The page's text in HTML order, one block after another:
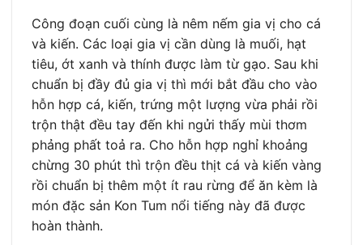
Công đoạn cuối cùng là nêm nếm gia vị cho cá
và kiến. Các loại gia vị cần dùng là muối, hạt
tiêu, ớt xanh và thính được làm từ gạo. Sau khi
chuẩn bị đầy đủ gia vị thì mới bắt đầu cho vào
hỗn hợp cá, kiến, trứng một lượng vừa phải rồi
trộn thật đều tay đến khi ngửi thấy mùi thơm
phảng phất toả ra. Cho hỗn hợp nghỉ khoảng
chừng 30 phút thì trộn đều thịt cá và kiến vàng
rồi chuẩn bị thêm một ít rau rừng để ăn kèm là
món đặc sản Kon Tum nổi tiếng này đã được
hoàn thành.